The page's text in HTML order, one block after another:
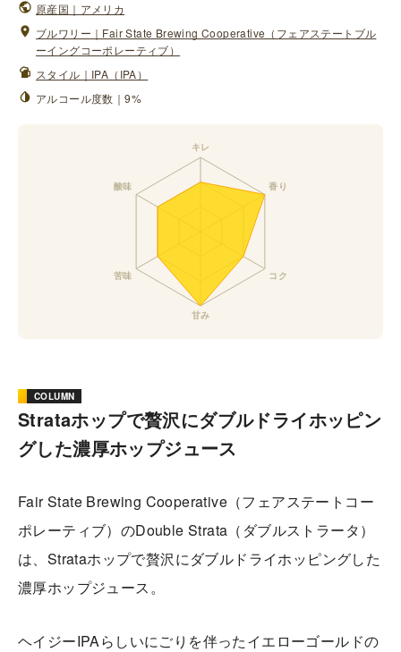
原産国｜アメリカ
ブルワリー｜Fair State Brewing Cooperative（フェアステートブル
ーイングコーポレーティブ）
スタイル｜IPA（IPA）
アルコール度数｜9%
COLUMN
Strataホップで贅沢にダブルドライホッピン
グした濃厚ホップジュース
Fair State Brewing Cooperative（フェアステートコー
ポレーティブ）のDouble Strata（ダブルストラータ）
は、Strataホップで贅沢にダブルドライホッピングした
濃厚ホップジュース。
ヘイジーIPAらしいにごりを伴ったイエローゴールドの